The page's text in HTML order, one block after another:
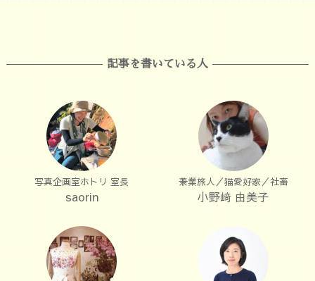
記事を書いている人
写真企画室ホトリ 室長
saorin
兼業旅人／猫愛好家／社畜
小野﨑 由美子